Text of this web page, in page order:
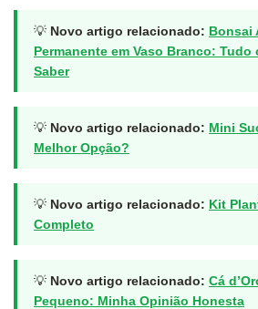
💡 Novo artigo relacionado: Bonsai
Permanente em Vaso Branco: Tudo
Saber
💡 Novo artigo relacionado: Mini
Melhor Opção?
💡 Novo artigo relacionado: Kit
Completo
💡 Novo artigo relacionado: Cá
Pequeno: Minha Opinião Honesta